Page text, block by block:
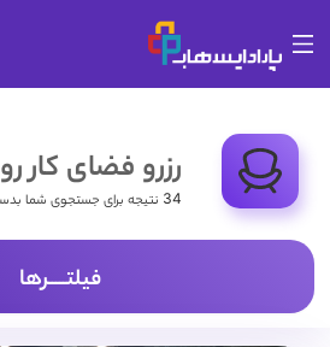
رزرو فضای کار
34 نتیجه برای جستجوی شما بدست آمد
فیلتـــــرها